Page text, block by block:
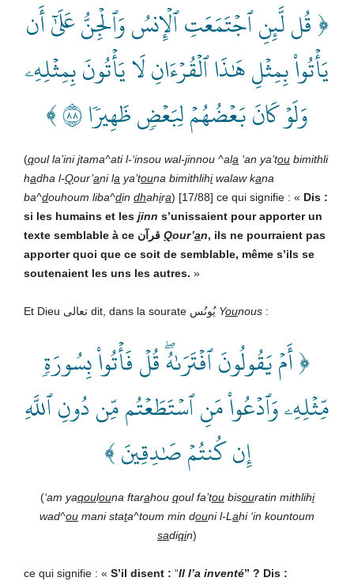
﴿ قُل لَّئِنِ ٱجۡتَمَعَتِ ٱلۡإِنسُ وَٱلۡجِنُّ عَلَىٰٓ أَن
يَأۡتُواْ بِمِثۡلِ هَٰذَا ٱلۡقُرۡءَانِ لَا يَأۡتُونَ بِمِثۡلِهِۦ
وَلَوۡ كَانَ بَعۡضُهُمۡ لِبَعۡضٖ ظَهِيرٗا ٨٨ ﴾
(qoul la’inijtama^ati l-‘insou wal-jinnou ^ala ‘an ya’tou bimithli
hadha l-Qour’ani la ya’touna bimithlihiwalaw kana
ba^douhoum liba^din dhahira) [17/88] ce qui signifie : « Dis :
si les humains et les jinn s’unissaient pour apporter un
texte semblable à ce قرآن Qour’an, ils ne pourraient pas
apporter quoi que ce soit de semblable, même s’ils se
soutenaient les uns les autres. »
Et Dieu تعالى dit, dans la sourate يُونُسYounous :
﴿ أَمۡ يَقُولُونَ ٱفۡتَرَىٰهُۖ قُلۡ فَأۡتُواْ بِسُورَةٖ
مِّثۡلِهِۦ وَٱدۡعُواْ مَنِ ٱسۡتَطَعۡتُم مِّن دُونِ ٱللَّهِ
إِن كُنتُمۡ صَٰدِقِينَ ﴾
(‘am yaqoulouna ftarahou qoul fa’toubisouratin mithlihi
wad^ou mani stata^toum min douni l-L ahi ‘in kountoum
sadiqin)
ce qui signifie : « S’il disent : “Il l’a inventé” ? Dis :